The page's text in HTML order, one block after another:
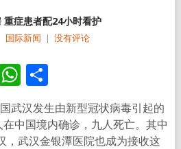
症患者配24小时看护
国际新闻 | 没有评论
WhatsApp
分
享
武汉发生由新型冠状病毒引起的
中国境内确诊，九人死亡。其中
，武汉金银潭医院也成为接收这